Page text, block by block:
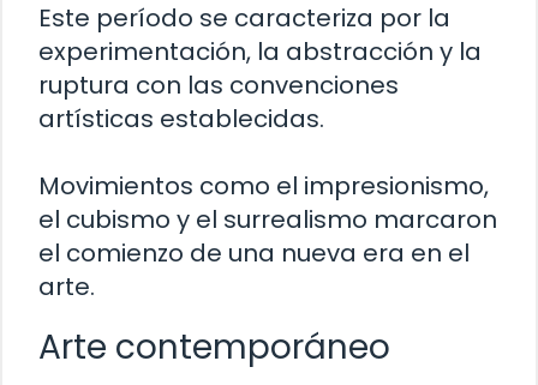
Este período se caracteriza por la
experimentación, la abstracción y la
ruptura con las convenciones
artísticas establecidas.
Movimientos como el impresionismo,
el cubismo y el surrealismo marcaron
el comienzo de una nueva era en el
arte.
Arte contemporáneo